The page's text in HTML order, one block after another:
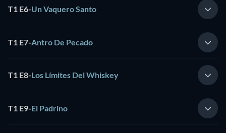
T1 E6-Un Vaquero Santo
T1 E7-Antro De Pecado
T1 E8-Los Límites Del Whiskey
T1 E9-El Padrino